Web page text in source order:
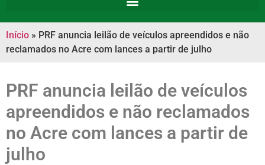
Início » PRF anuncia leilão de veículos apreendidos e não
reclamados no Acre com lances a partir de julho
PRF anuncia leilão de veículos
apreendidos e não reclamados
no Acre com lances a partir de
julho